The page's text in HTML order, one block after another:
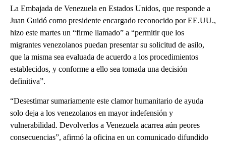
La Embajada de Venezuela en Estados Unidos, que responde a
Juan Guidó como presidente encargado reconocido por EE.UU.,
hizo este martes un “firme llamado” a “permitir que los
migrantes venezolanos puedan presentar su solicitud de asilo,
que la misma sea evaluada de acuerdo a los procedimientos
establecidos, y conforme a ello sea tomada una decisión
definitiva”.
“Desestimar sumariamente este clamor humanitario de ayuda
solo deja a los venezolanos en mayor indefensión y
vulnerabilidad. Devolverlos a Venezuela acarrea aún peores
consecuencias”, afirmó la oficina en un comunicado difundido